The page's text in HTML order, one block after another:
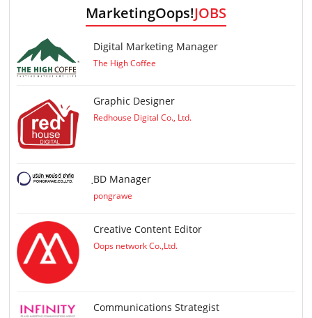
MarketingOops!JOBS
Digital Marketing Manager
The High Coffee
Graphic Designer
Redhouse Digital Co., Ltd.
ฺBD Manager
pongrawe
Creative Content Editor
Oops network Co.,Ltd.
Communications Strategist